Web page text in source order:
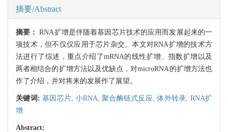
摘要/Abstract
摘要：RNA扩增是伴随着基因芯片技术的应用而发展起来的一
项技术，但不仅仅应用于芯片杂交。本文对RNA扩增的技术方
法进行了综述，重点介绍了mRNA的线性扩增、指数扩增以及
两者相结合的扩增方法以及优缺点，对microRNA的扩增方法也
作了介绍，并对将来的发展作了展望。
关键词:基因芯片, 小RNA,聚合酶链式反应,体外转录, RNA扩
增
Abstract: